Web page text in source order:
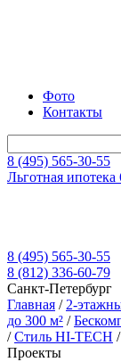
Фото
Контакты
8 (495) 565-30-55
Льготная ипотека
8 (495) 565-30-55
8 (812) 336-60-79
Санкт-Петербург
Главная / 2-
до 300 м² /
/Стиль HI-TECH /
Проекты